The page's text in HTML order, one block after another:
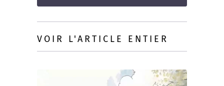
VOIR L'ARTICLE ENTIER